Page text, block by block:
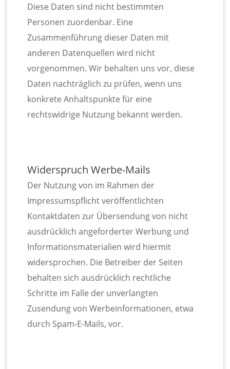
Diese Daten sind nicht bestimmten
Personen zuordenbar. Eine
Zusammenführung dieser Daten mit
anderen Datenquellen wird nicht
vorgenommen. Wir behalten uns vor, diese
Daten nachträglich zu prüfen, wenn uns
konkrete Anhaltspunkte für eine
rechtswidrige Nutzung bekannt werden.
Widerspruch Werbe-Mails
Der Nutzung von im Rahmen der
Impressumspflicht veröffentlichten
Kontaktdaten zur Übersendung von nicht
ausdrücklich angeforderter Werbung und
Informationsmaterialien wird hiermit
widersprochen. Die Betreiber der Seiten
behalten sich ausdrücklich rechtliche
Schritte im Falle der unverlangten
Zusendung von Werbeinformationen, etwa
durch Spam-E-Mails, vor.